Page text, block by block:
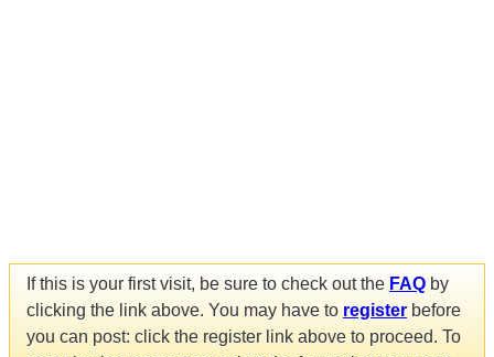
If this is your first visit, be sure to check out the FAQ by
clicking the link above. You may have to register before
you can post: click the register link above to proceed. To